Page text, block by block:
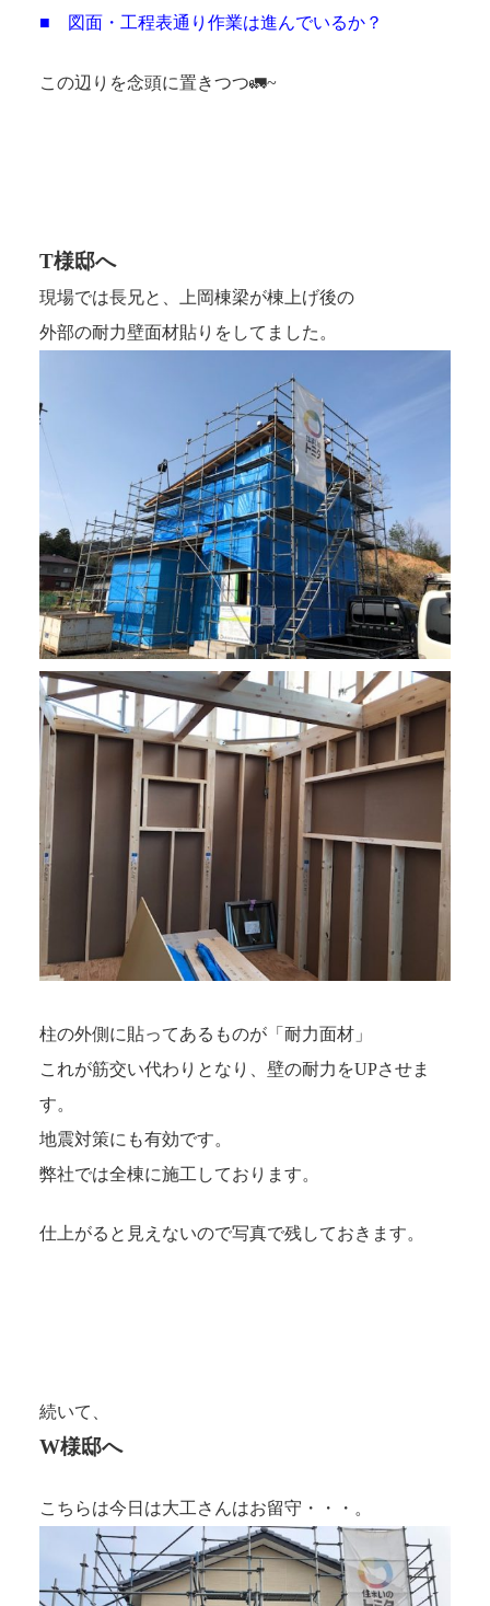
■ 図面・工程表通り作業は進んでいるか？
この辺りを念頭に置きつつ🚛~
T様邸へ
現場では長兄と、上岡棟梁が棟上げ後の
外部の耐力壁面材貼りをしてました。
柱の外側に貼ってあるものが「耐力面材」
これが筋交い代わりとなり、壁の耐力をUPさせま
す。
地震対策にも有効です。
弊社では全棟に施工しております。
仕上がると見えないので写真で残しておきます。
続いて、
W様邸へ
こちらは今日は大工さんはお留守・・・。